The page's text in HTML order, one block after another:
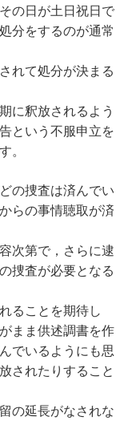
の日が土日祝日で
分をするのが通常
れて処分が決まる
に釈放されるよう
という不服申立を
。
の捜査は済んでい
らの事情聴取が済
次第で，さらに逮
捜査が必要となる
ることを期待し
まま供述調書を作
でいるようにも思
されたりすること
の延長がなされな